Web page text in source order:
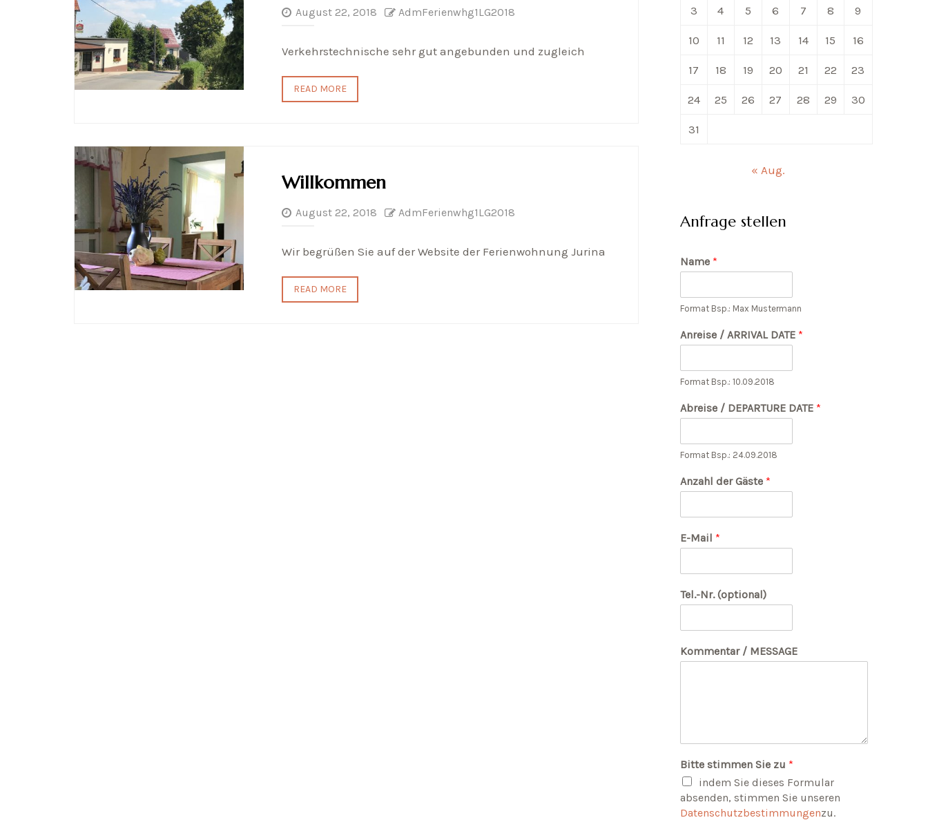
August 22, 2018 AdmFerienwhg1LG2018
Verkehrstechnische sehr gut angebunden und zugleich
READ MORE
Willkommen
August 22, 2018 AdmFerienwhg1LG2018
Wir begrüßen Sie auf der Website der Ferienwohnung Jurina
READ MORE
3 4 5 6 7 8 9
10 11 12 13 14 15 16
17 18 19 20 21 22 23
24 25 26 27 28 29 30
31
« Aug.
Anfrage stellen
Name *
Format Bsp.: Max Mustermann
Anreise / ARRIVAL DATE *
Format Bsp.: 10.09.2018
Abreise / DEPARTURE DATE *
Format Bsp.: 24.09.2018
Anzahl der Gäste *
E-Mail *
Tel.-Nr. (optional)
Kommentar / MESSAGE
Bitte stimmen Sie zu *
indem Sie dieses Formular
absenden, stimmen Sie unseren
Datenschutzbestimmungenzu.